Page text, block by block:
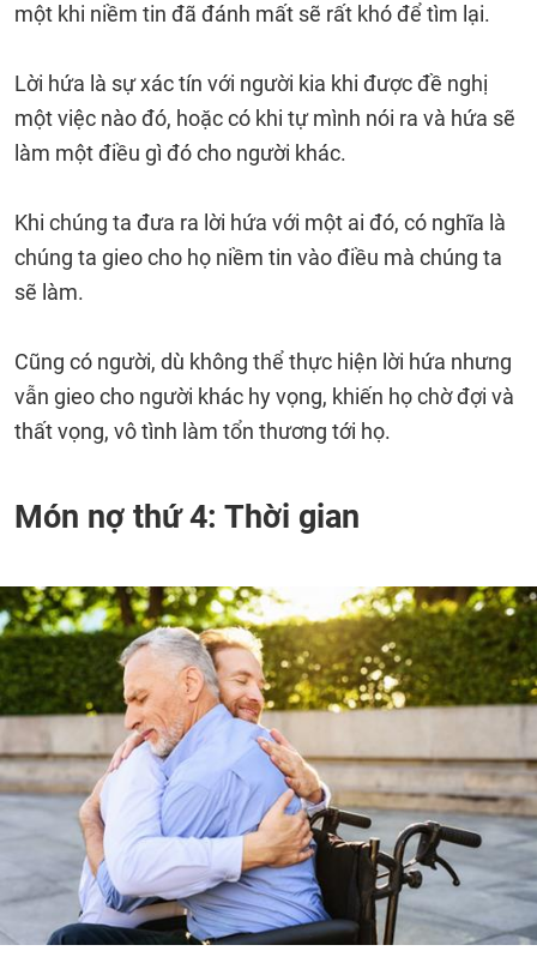
một khi niềm tin đã đánh mất sẽ rất khó để tìm lại.
Lời hứa là sự xác tín với người kia khi được đề nghị
một việc nào đó, hoặc có khi tự mình nói ra và hứa sẽ
làm một điều gì đó cho người khác.
Khi chúng ta đưa ra lời hứa với một ai đó, có nghĩa là
chúng ta gieo cho họ niềm tin vào điều mà chúng ta
sẽ làm.
Cũng có người, dù không thể thực hiện lời hứa nhưng
vẫn gieo cho người khác hy vọng, khiến họ chờ đợi và
thất vọng, vô tình làm tổn thương tới họ.
Món nợ thứ 4: Thời gian